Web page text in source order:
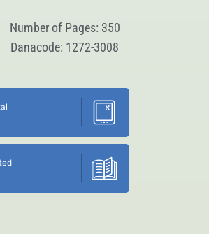
Number of Pages: 350
Danacode: 1272-3008